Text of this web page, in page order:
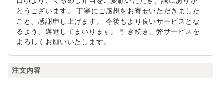
とうございます。 丁寧にご感想をお寄せいただきました
こと、感謝申し上げます。 今後もより良いサービスとな
るよう、邁進してまいります。 引き続き、弊サービスを
よろしくお願いいたします。
注文内容